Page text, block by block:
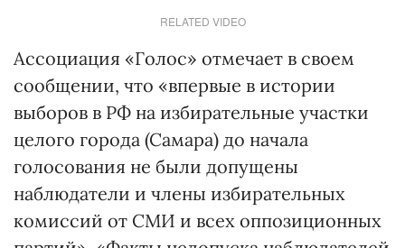
RELATED VIDEO
Ассоциация «Голос» отмечает в своем
сообщении, что «впервые в истории
выборов в РФ на избирательные участки
целого города (Самара) до начала
голосования не были допущены
наблюдатели и члены избирательных
комиссий от СМИ и всех оппозиционных